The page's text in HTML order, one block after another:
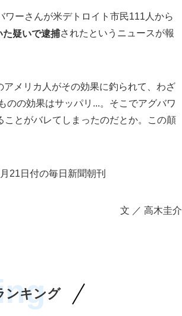
ーさんが米デトロイト市民111人から
た疑いで逮捕されたというニュースが報
メリカ人がその効果に釣られて、わざ
のの効果はサッパリ...。そこでアグバワ
ことがバレてしまったのだとか。この顛
21日付の毎日新聞朝刊
文 ／ 高木圭介
ンキング